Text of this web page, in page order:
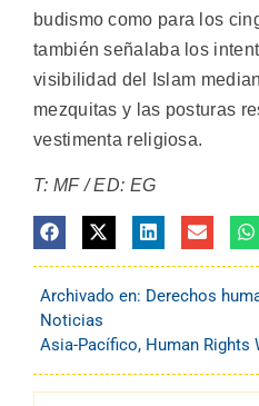
budismo como para los
también señalaba los
visibilidad del Islam
mezquitas y las posturas
vestimenta religiosa.
T: MF / ED: EG
Archivado en: Derechos
Noticias
Asia-Pacífico, Human Rights